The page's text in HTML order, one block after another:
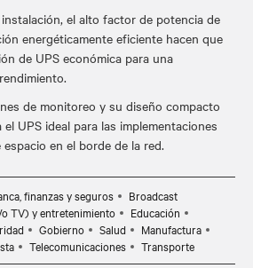
el alto factor de potencia de
energéticamente eficiente hacen que
de UPS económica para una
de monitoreo y su diseño compacto
UPS ideal para las implementaciones
en el borde de la red.
finanzas y seguros
Broadcast
TV) y entretenimiento
Educación
Gobierno Salud
Manufactura
Telecomunicaciones Transporte